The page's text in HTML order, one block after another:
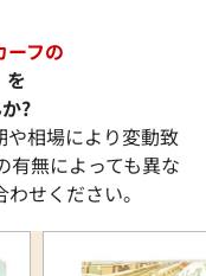
ーフの
を
?
や相場により変動致
有無によっても異な
せください。